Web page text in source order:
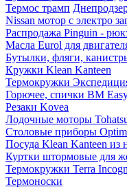
Термос трамп
Nissan мотор с электро
Распродажа Pinguin -
Масла Eurol для
Бутылки, фляги,
Кружки Klean Kanteen
Термокружки
Горючее, спички BM
Резаки Kovea
Лодочные моторы
Столовые приборы
Посуда Klean Kanteen из
Куртки штормовые для
Термокружки Terra
Термоноски